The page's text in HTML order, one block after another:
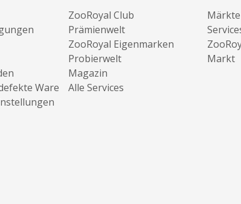
Ware
ZooRoyal Club
Prämienwelt
ZooRoyal Eigenmarken
Probierwelt
Magazin
Alle Services
Märkte
Markt